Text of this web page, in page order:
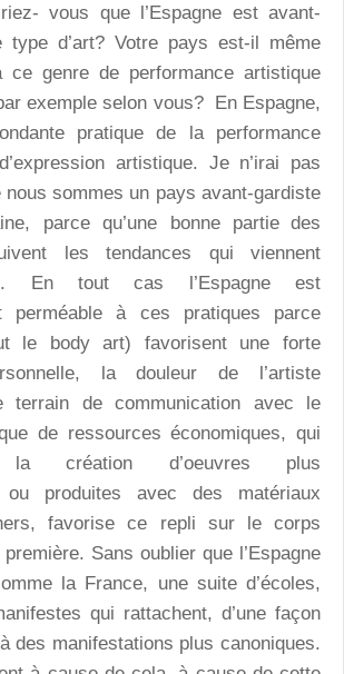
vous que l’Espagne est avant-
type d’art? Votre pays est-il même
ce genre de performance artistique
exemple selon vous? En Espagne,
pratique de la performance
artistique. Je n’irai pas
nous sommes un pays avant-gardiste
parce qu’une bonne partie des
les tendances qui viennent
En tout cas l’Espagne est
perméable à ces pratiques parce
le body art) favorisent une forte
la douleur de l’artiste
terrain de communication avec le
de ressources économiques, qui
la création d’oeuvres plus
ou produites avec des matériaux
favorise ce repli sur le corps
Sans oublier que l’Espagne
la France, une suite d’écoles,
qui rattachent, d’une façon
des manifestations plus canoniques.